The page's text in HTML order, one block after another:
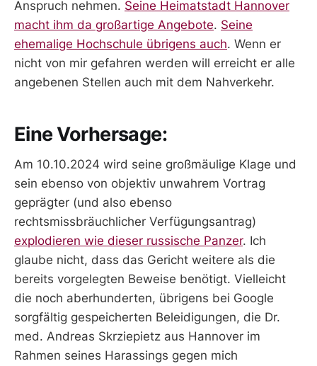
Anspruch nehmen. Seine Heimatstadt Hannover
macht ihm da großartige Angebote. Seine
ehemalige Hochschule übrigens auch. Wenn er
nicht von mir gefahren werden will erreicht er alle
angebenen Stellen auch mit dem Nahverkehr.
Eine Vorhersage:
Am 10.10.2024 wird seine großmäulige Klage und
sein ebenso von objektiv unwahrem Vortrag
geprägter (und also ebenso
rechtsmissbräuchlicher Verfügungsantrag)
explodieren wie dieser russische Panzer. Ich
glaube nicht, dass das Gericht weitere als die
bereits vorgelegten Beweise benötigt. Vielleicht
die noch aberhunderten, übrigens bei Google
sorgfältig gespeicherten Beleidigungen, die Dr.
med. Andreas Skrziepietz aus Hannover im
Rahmen seines Harassings gegen mich